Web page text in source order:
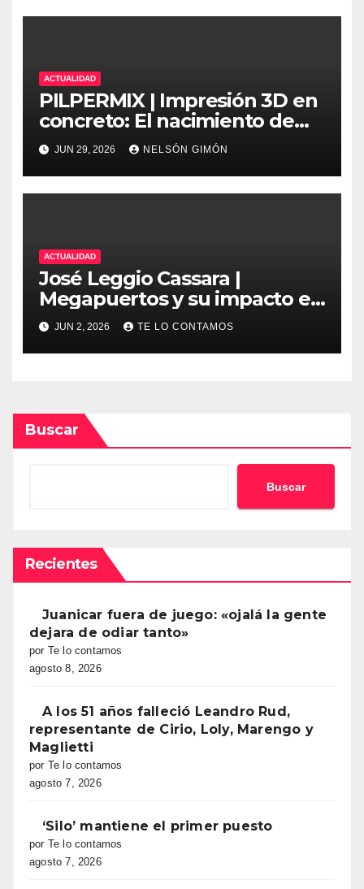
ACTUALIDAD
PILPERMIX | Impresión 3D en
concreto: El nacimiento de
una nueva era arquitectónica
automatizada
JUN 29, 2026 NELSÓN GIMÓN
ACTUALIDAD
José Leggio Cassara |
Megapuertos y su impacto en
el turismo y el comercio
global
JUN 2, 2026 TE LO CONTAMOS
Buscar
Buscar
Recientes
Juanicar fuera de juego: «ojalá la gente
dejara de odiar tanto»
por Te lo contamos
agosto 8, 2026
A los 51 años falleció Leandro Rud,
representante de Cirio, Loly, Marengo y
Maglietti
por Te lo contamos
agosto 7, 2026
‘Silo’ mantiene el primer puesto
por Te lo contamos
agosto 7, 2026